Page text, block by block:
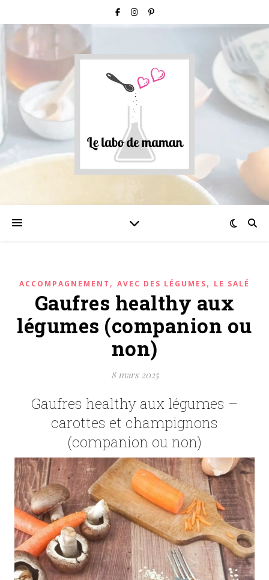
ACCOMPAGNEMENT , AVEC DES LÉGUMES, LE SALÉ
Gaufres healthy aux
légumes (companion ou
non)
8 mars 2025
Gaufres healthy aux légumes –
carottes et champignons
(companion ou non)